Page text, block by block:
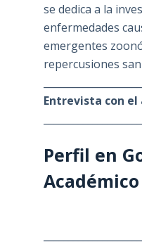
se dedica a la
enfermedades
emergentes
repercusiones
Entrevista con
Perfil en
Académico